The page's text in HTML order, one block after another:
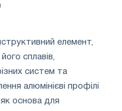
елемент,
сплавів,
систем та
алюмінієві профілі
основа для